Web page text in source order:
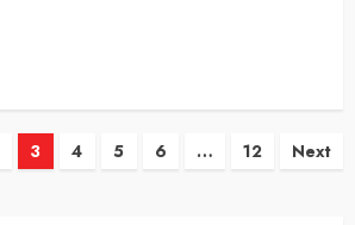
3 4 5 6 … 12 Next